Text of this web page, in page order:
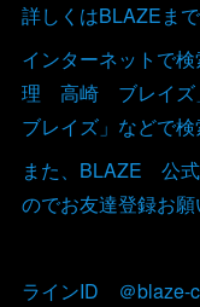
詳しくはBLAZEま
インターネットで
理 高崎 ブレイズ
ブレイズ」などで検
また、BLAZE 公式
のでお友達登録お願
ラインID ＠blaze-